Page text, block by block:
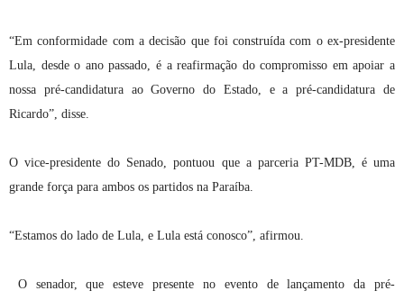
“Em conformidade com a decisão que foi construída com o ex-presidente
Lula, desde o ano passado, é a reafirmação do compromisso em apoiar a
nossa pré-candidatura ao Governo do Estado, e a pré-candidatura de
Ricardo”, disse.
O vice-presidente do Senado, pontuou que a parceria PT-MDB, é uma
grande força para ambos os partidos na Paraíba.
“Estamos do lado de Lula, e Lula está conosco”, afirmou.
O senador, que esteve presente no evento de lançamento da pré-